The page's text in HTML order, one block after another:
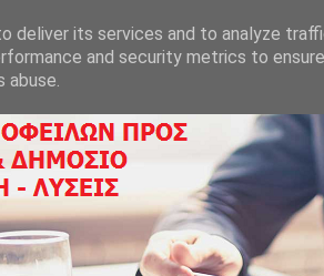
deliver its services and to analyze
and security metrics to
abuse.